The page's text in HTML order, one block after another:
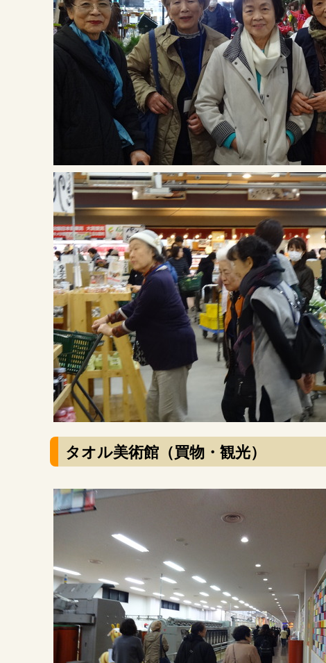
タオル美術館（買物・観光）